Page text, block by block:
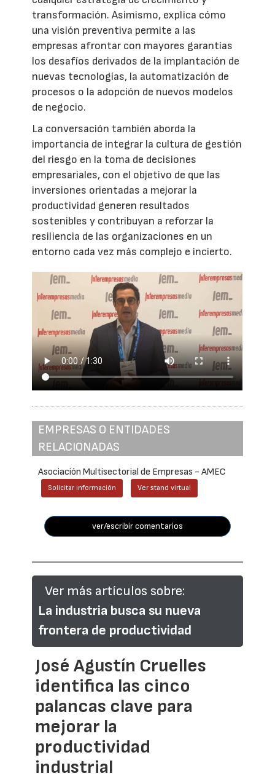
transformación. Asimismo, explica cómo
una visión preventiva permite a las
empresas afrontar con mayores garantías
los desafíos derivados de la implantación de
nuevas tecnologías, la automatización de
procesos o la adopción de nuevos modelos
de negocio.
La conversación también aborda la
importancia de integrar la cultura de gestión
del riesgo en la toma de decisiones
empresariales, con el objetivo de que las
inversiones orientadas a mejorar la
productividad generen resultados
sostenibles y contribuyan a reforzar la
resiliencia de las organizaciones en un
entorno cada vez más complejo e incierto.
EMPRESAS O ENTIDADES
RELACIONADAS
Asociación Multisectorial de Empresas - AMEC
Solicitar información Ver stand virtual
ver/escribir comentarios
Ver más artículos sobre:
La industria busca su nueva
frontera de productividad
José Agustín Cruelles
identifica las cinco
palancas clave para
mejorar la
productividad
industrial